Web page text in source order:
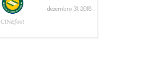
CINEfoot
dezembro 31, 2018